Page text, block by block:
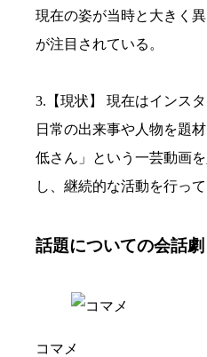
現在の姿が当時と大きく
が注目されている。
3.【現状】 現在はインスタ
日常の出来事や人物を題
低さん」という一芸動画
し、継続的な活動を行って
話題についての会話劇
コマメ